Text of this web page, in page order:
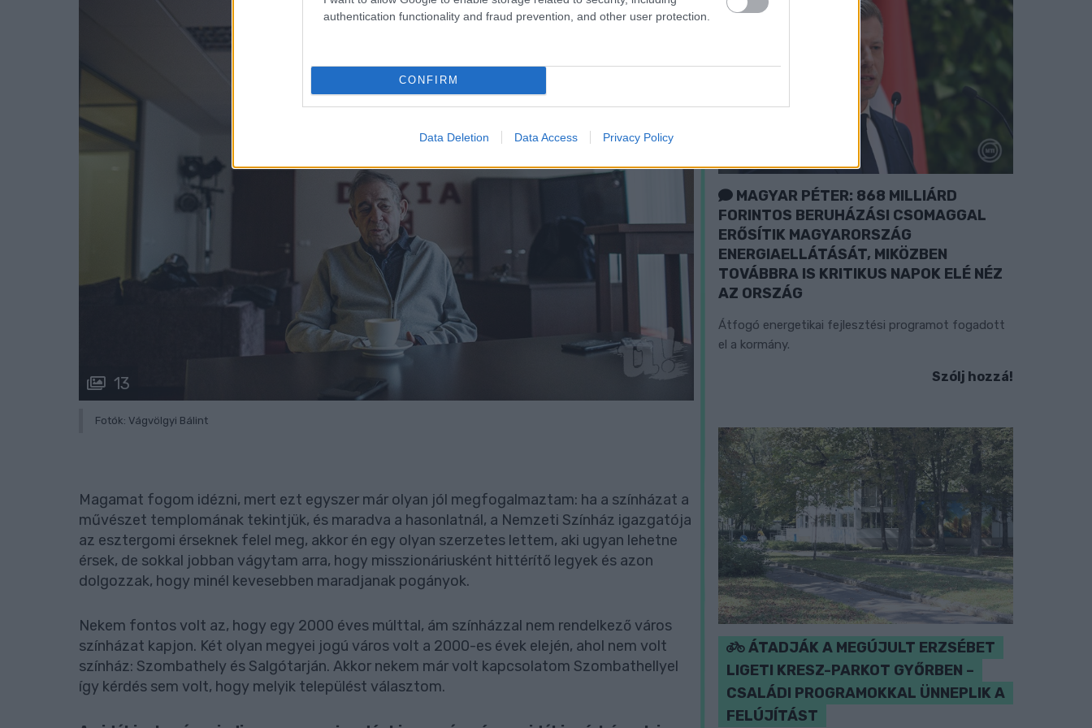
authentication functionality and fraud prevention, and other user protection.
CONFIRM
Data Deletion Data Access Privacy Policy
13
Fotók: Vágvölgyi Bálint
Magamat fogom idézni, mert ezt egyszer már olyan jól megfogalmaztam: ha a színházat a
művészet templomának tekintjük, és maradva a hasonlatnál, a Nemzeti Színház igazgatója
az esztergomi érseknek felel meg, akkor én egy olyan szerzetes lettem, aki ugyan lehetne
érsek, de sokkal jobban vágytam arra, hogy misszionáriusként hittérítő legyek és azon
dolgozzak, hogy minél kevesebben maradjanak pogányok.
Nekem fontos volt az, hogy egy 2000 éves múlttal, ám színházzal nem rendelkező város
színházat kapjon. Két olyan megyei jogú város volt a 2000-es évek elején, ahol nem volt
színház: Szombathely és Salgótarján. Akkor nekem már volt kapcsolatom Szombathellyel
így kérdés sem volt, hogy melyik települést választom.
MAGYAR PÉTER: 868 MILLIÁRD
FORINTOS BERUHÁZÁSI CSOMAGGAL
ERŐSÍTIK MAGYARORSZÁG
ENERGIAELLÁTÁSÁT, MIKÖZBEN
TOVÁBBRA IS KRITIKUS NAPOK ELÉ NÉZ
AZ ORSZÁG
Átfogó energetikai fejlesztési programot fogadott
el a kormány.
Szólj hozzá!
ÁTADJÁK A MEGÚJULT ERZSÉBET
LIGETI KRESZ-PARKOT GYŐRBEN –
CSALÁDI PROGRAMOKKAL ÜNNEPLIK A
FELÚJÍTÁST